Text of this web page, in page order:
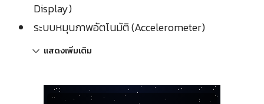
Display)
ระบบหมุนภาพอัตโนมัติ (Accelerometer)
แสดงเพิ่มเติม